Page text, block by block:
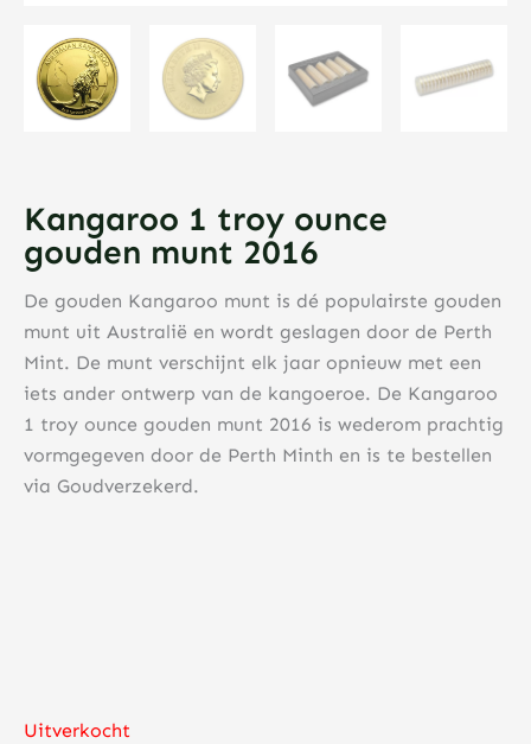
Kangaroo 1 troy ounce
gouden munt 2016
De gouden Kangaroo munt is dé populairste gouden
munt uit Australië en wordt geslagen door de Perth
Mint. De munt verschijnt elk jaar opnieuw met een
iets ander ontwerp van de kangoeroe. De Kangaroo
1 troy ounce gouden munt 2016 is wederom prachtig
vormgegeven door de Perth Minth en is te bestellen
via Goudverzekerd.
Uitverkocht